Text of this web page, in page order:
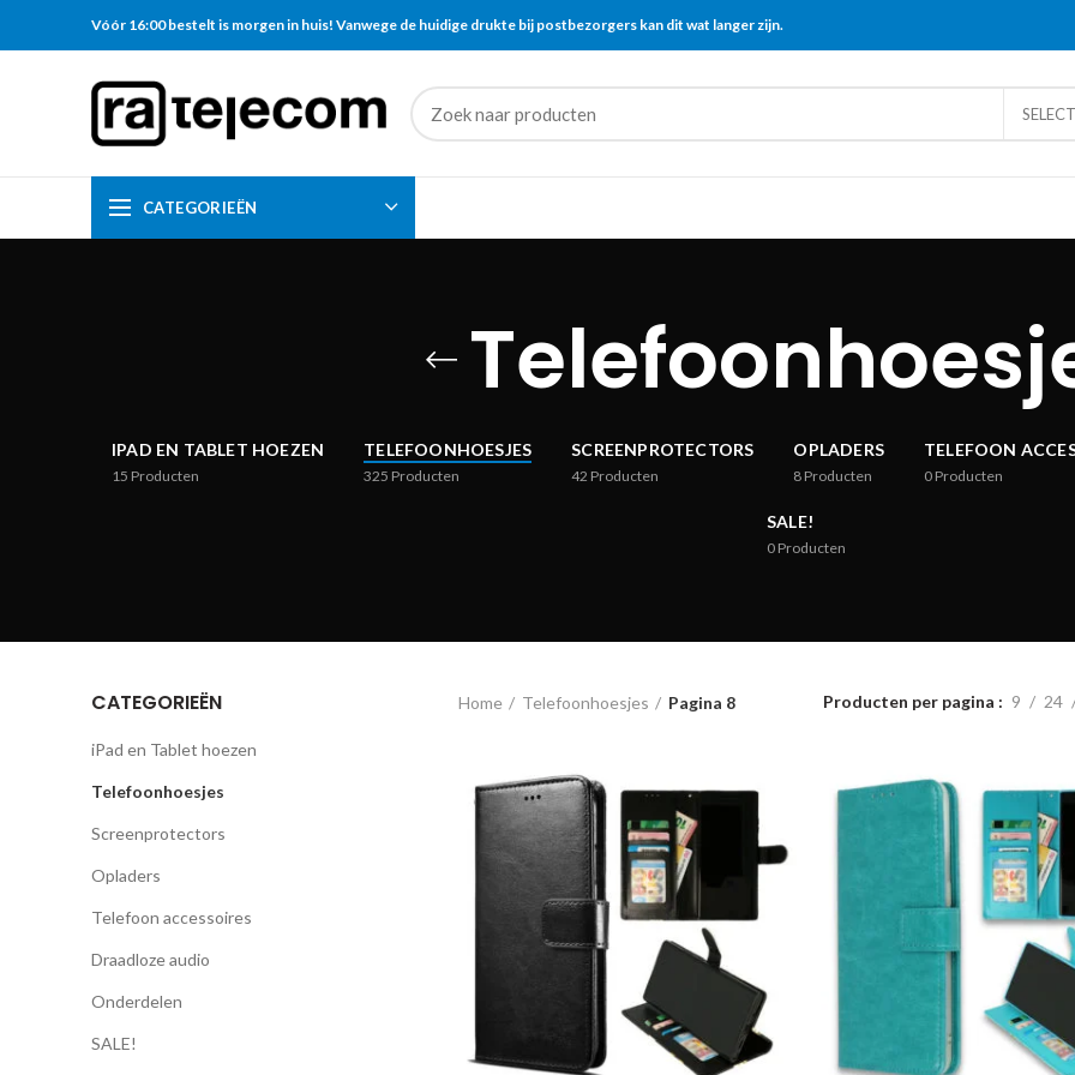
Vóór 16:00 bestelt is morgen in huis! Vanwege de huidige drukte bij postbezorgers kan dit wat langer zijn.
CATEGORIEËN
IPAD EN TABLET HOEZEN
15 Producten
TELEFOONHOESJES
325 Producten
SCREENPROTECTORS
42 Producten
OPLADERS
8 Producten
TELEFOON
0 Producten
SALE!
0 Producten
CATEGORIEËN
iPad en Tablet hoezen
Telefoonhoesjes
Screenprotectors
Opladers
Telefoon accessoires
Draadloze audio
Onderdelen
SALE!
Home Telefoonhoesjes Pagina 8 Producten per pagina 9 24